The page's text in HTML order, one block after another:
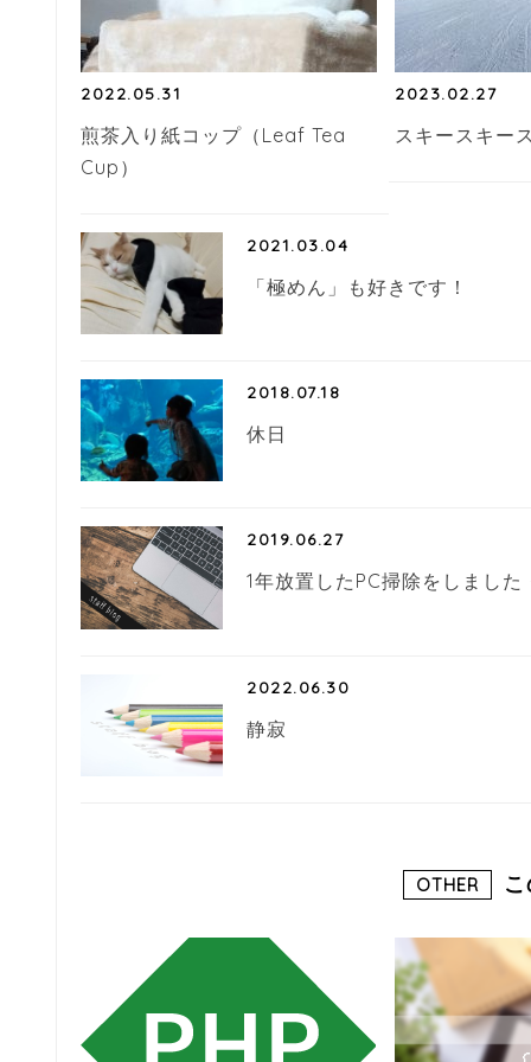
2022.05.31
煎茶入り紙コップ（Leaf Tea
Cup）
2023.02.27
スキースキー
2021.03.04
「極めん」も好きです！
2018.07.18
休日
2019.06.27
1年放置したPC掃除をしました
2022.06.30
静寂
OTHER